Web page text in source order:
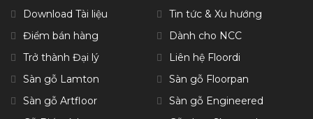
Download Tài liệu
Tin tức & Xu hướng
Điểm bán hàng
Dành cho NCC
Trở thành Đại lý
Liên hệ Floordi
Sàn gỗ Lamton
Sàn gỗ Floorpan
Sàn gỗ Artfloor
Sàn gỗ Engineered